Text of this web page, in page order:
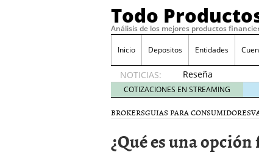
Todo
Análisis de los mejores productos
Inicio Depositos Entidades
NOTICIAS:
Reseña
de SIFX:
Lo Que
Deben
Traders
COTIZACIONES EN STREAMING
BROKERSGUIAS PARA CONSUMIDORES
¿Qué es una